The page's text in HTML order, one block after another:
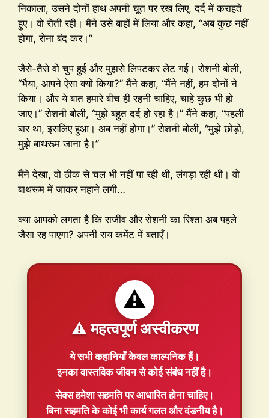
निकाला, उसने दोनों हाथ अपनी चूत पर रख लिए, दर्द में कराहते
हुए। वो रोती रही। मैंने उसे बाहों में लिया और कहा, “अब कुछ नहीं
होगा, रोना बंद कर।”
जैसे-तैसे वो चुप हुई और मुझसे लिपटकर लेट गई। रोशनी बोली,
“भैया, आपने ऐसा क्यों किया?” मैंने कहा, “मैंने नहीं, हम दोनों ने
किया। और ये बात हमारे बीच ही रहनी चाहिए, चाहे कुछ भी हो
जाए।” रोशनी बोली, “मुझे बहुत दर्द हो रहा है।” मैंने कहा, “पहली
बार था, इसलिए हुआ। अब नहीं होगा।” रोशनी बोली, “मुझे छोड़ो,
मुझे बाथरूम जाना है।”
मैंने देखा, वो ठीक से चल भी नहीं पा रही थी, लंगड़ा रही थी। वो
बाथरूम में जाकर नहाने लगी…
क्या आपको लगता है कि राजीव और रोशनी का रिश्ता अब पहले
जैसा रह पाएगा? अपनी राय कमेंट में बताएँ।
⚠️
⚠️ महत्वपूर्ण अस्वीकरण
ये सभी कहानियाँकेवल काल्पनिकहैं।
इनका वास्तविक जीवन से कोई संबंध नहीं है।
सेक्स हमेशासहमतिपर आधारित होना चाहिए।
बिना सहमति के कोई भी कार्य गलत और दंडनीय है।